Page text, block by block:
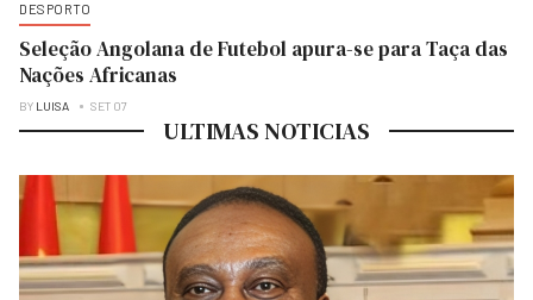
DESPORTO
Seleção Angolana de Futebol apura-se para Taça das
Nações Africanas
BY LUISA SET 07
ULTIMAS NOTICIAS